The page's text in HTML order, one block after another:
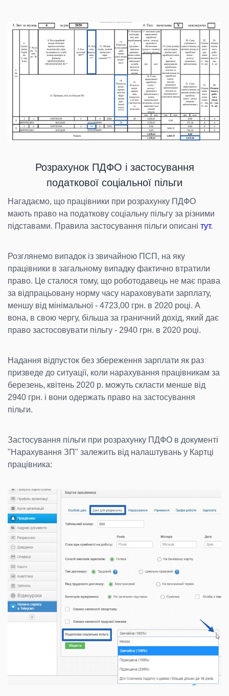
Розрахунок ПДФО і застосування
податкової соціальної пільги
Нагадаємо, що працівники при розрахунку ПДФО
мають право на податкову соціальну пільгу за різними
підставами. Правила застосування пільги описані тут.
Розглянемо випадок із звичайною ПСП, на яку
працівники в загальному випадку фактично втратили
право. Це сталося тому, що роботодавець не має права
за відпрацьовану норму часу нараховувати зарплату,
меншу від мінімальної - 4723,00 грн. в 2020 році. А
вона, в свою чергу, більша за граничний дохід, який дає
право застосовувати пільгу - 2940 грн. в 2020 році.
Надання відпусток без збереження зарплати як раз
призведе до ситуації, коли нарахування працівникам за
березень, квітень 2020 р. можуть скласти менше від
2940 грн. і вони одержать право на застосування
пільги.
Застосування пільги при розрахунку ПДФО в документі
"Нарахування ЗП" залежить від налаштувань у Картці
працівника: